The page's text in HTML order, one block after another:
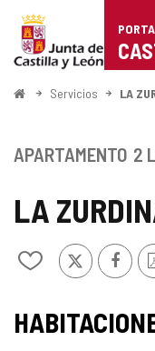
Portal
de
Turismo
Castilla
León
InicioServicios LA
LA
Añadir/quitar
cuadernos
X
TIPO
APARTAMENTO 2